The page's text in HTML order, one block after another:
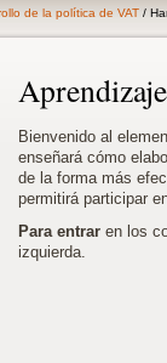
de la política de VAT /
Bienvenido al
enseñará cómo
de la forma más
permitirá participar
Para entrar en los
izquierda.